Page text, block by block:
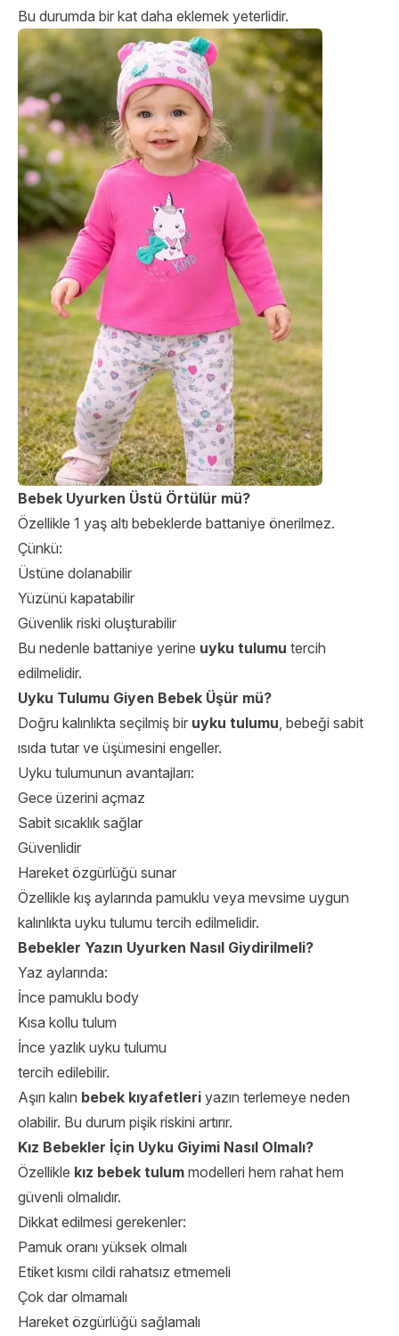
Bu durumda bir kat daha eklemek yeterlidir.
Bebek Uyurken Üstü Örtülür mü?
Özellikle 1 yaş altı bebeklerde battaniye önerilmez.
Çünkü:
Üstüne dolanabilir
Yüzünü kapatabilir
Güvenlik riski oluşturabilir
Bu nedenle battaniye yerine uyku tulumu tercih
edilmelidir.
Uyku Tulumu Giyen Bebek Üşür mü?
Doğru kalınlıkta seçilmiş bir uyku tulumu , bebeği sabit
ısıda tutar ve üşümesini engeller.
Uyku tulumunun avantajları:
Gece üzerini açmaz
Sabit sıcaklık sağlar
Güvenlidir
Hareket özgürlüğü sunar
Özellikle kış aylarında pamuklu veya mevsime uygun
kalınlıkta uyku tulumu tercih edilmelidir.
Bebekler Yazın Uyurken Nasıl Giydirilmeli?
Yaz aylarında:
İnce pamuklu body
Kısa kollu tulum
İnce yazlık uyku tulumu
tercih edilebilir.
Aşırı kalın bebek kıyafetleri yazın terlemeye neden
olabilir. Bu durum pişik riskini artırır.
Kız Bebekler İçin Uyku Giyimi Nasıl Olmalı?
Özellikle kız bebek tulum modelleri hem rahat hem
güvenli olmalıdır.
Dikkat edilmesi gerekenler:
Pamuk oranı yüksek olmalı
Etiket kısmı cildi rahatsız etmemeli
Çok dar olmamalı
Hareket özgürlüğü sağlamalı